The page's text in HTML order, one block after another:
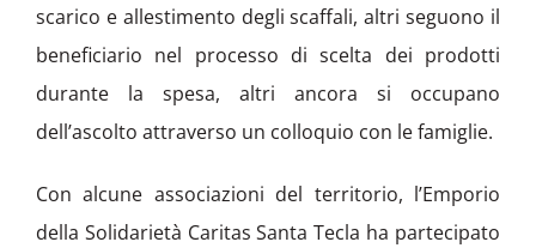
scarico e allestimento degli scaffali, altri seguono il
beneficiario nel processo di scelta dei prodotti
durante la spesa, altri ancora si occupano
dell’ascolto attraverso un colloquio con le famiglie.
Con alcune associazioni del territorio, l’Emporio
della Solidarietà Caritas Santa Tecla ha partecipato